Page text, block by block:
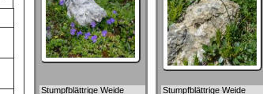
Stumpfblättrige Weide Stumpfblättrige Weide